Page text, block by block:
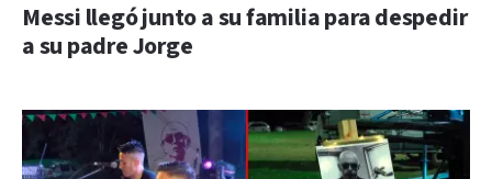
Messi llegó junto a su familia para despedir
a su padre Jorge